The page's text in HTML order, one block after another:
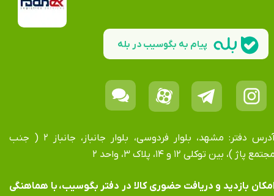
آدرس دفتر: مشهد، بلوار فردوسی، بلوار جانباز، جانباز ۲ ( جنب
پاژ )، بین توکلی ۱۲ و ۱۴، پلاک ۳، واحد ۲
بازدید و دریافت حضوری کالا در دفتر بگوسیب، با هماهنگی
پیام به بگوسیب در بله